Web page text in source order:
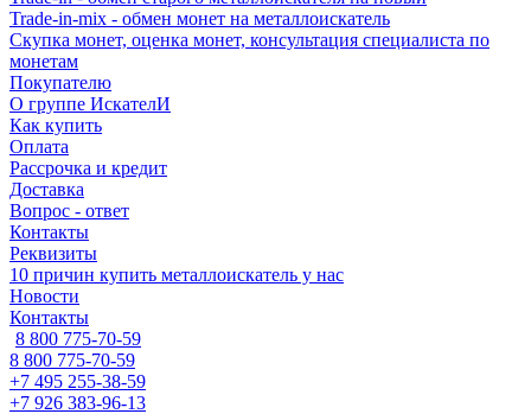
Trade-in-mix - обмен монет на металлоискатель
Скупка монет, оценка монет, консультация специалиста по
монетам
Покупателю
О группе ИскателИ
Как купить
Оплата
Рассрочка и кредит
Доставка
Вопрос - ответ
Контакты
Реквизиты
10 причин купить металлоискатель у нас
Новости
Контакты
8 800 775-70-59
8 800 775-70-59
+7 495 255-38-59
+7 926 383-96-13